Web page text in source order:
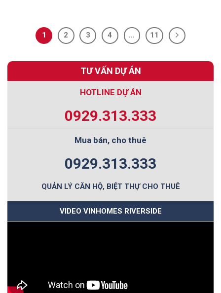
1 2 3 4 … 11
TƯ VẤN DỰ ÁN
HOTLINE DỰ ÁN
0929.313.333
Mua bán, cho thuê
0929.313.333
QUẢN LÝ CĂN HỘ, BIỆT THỰ CHO THUÊ
VIDEO VINHOMES RIVERSIDE